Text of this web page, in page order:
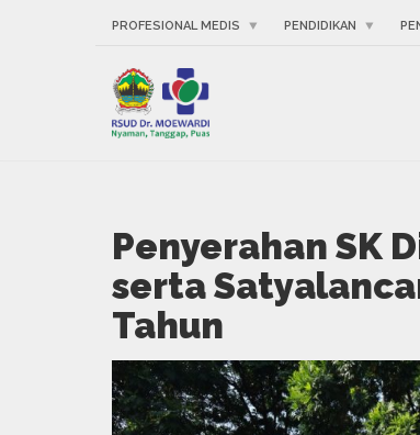
PROFESIONAL MEDIS PENDIDIKAN
Penyerahan SK
serta
Tahun